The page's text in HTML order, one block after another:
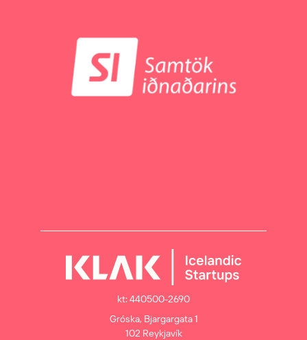
kt: 440500-2690
Gróska, Bjargargata 1
102 Reykjavík